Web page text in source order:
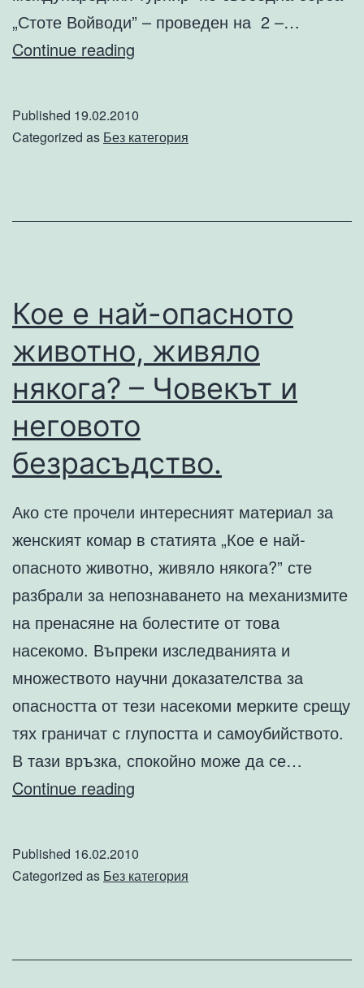
„Стоте Войводи” – проведен на 2 –…
Continue reading
център
Published 19.02.2010
Categorized as Без категория
Кое е най-опасното
животно, живяло
някога? – Човекът и
неговото
безрасъдство.
Ако сте прочели интересният материал за
женският комар в статията „Кое е най-
опасното животно, живяло някога?” сте
разбрали за непознаването на механизмите
на пренасяне на болестите от това
насекомо. Въпреки изследванията и
множеството научни доказателства за
опасността от тези насекоми мерките срещу
тях граничат с глупостта и самоубийството.
В тази връзка, спокойно може да се…
Continue reading
опасното
Published 16.02.2010
Categorized as Без категория